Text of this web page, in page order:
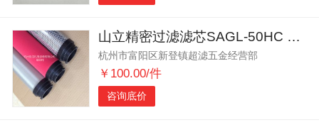
山立精密过滤滤芯SAGL-50HC SAGL-50HT
杭州市富阳区新登镇超滤五金经营部
￥100.00/件
咨询底价